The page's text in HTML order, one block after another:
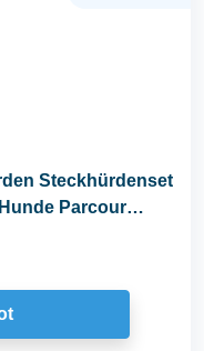
Steckhürdenset
Parcour